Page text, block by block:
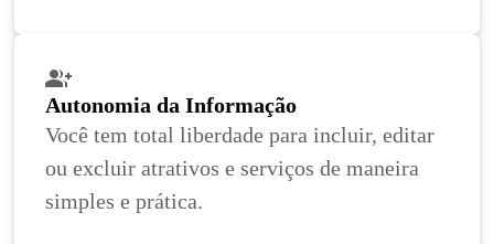
Autonomia da Informação
Você tem total liberdade para incluir, editar
ou excluir atrativos e serviços de maneira
simples e prática.